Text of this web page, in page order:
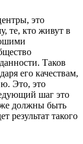
это
те, кто живут в
Таков
его качествам,
Это, это
шаг это
должны быть
результат такого